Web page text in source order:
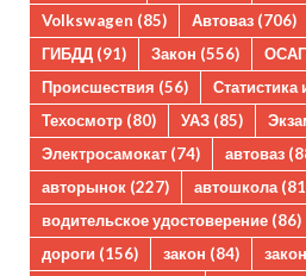
Volkswagen (85) Автоваз (706)
ГИБДД (91) Закон (556)
Происшествия (56) Статистика
Техосмотр (80) УАЗ (85)
Электросамокат (74) автоваз
авторынок (227) автошкола
водительское удостоверение (86)
дороги (156) закон (84)